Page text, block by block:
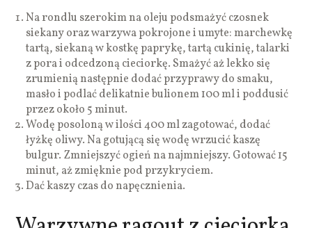
Na rondlu szerokim na oleju podsmażyć czosnek
siekany oraz warzywa pokrojone i umyte: marchewkę
tartą, siekaną w kostkę paprykę, tartą cukinię, talarki
z pora i odcedzoną cieciorkę. Smażyć aż lekko się
zrumienią następnie dodać przyprawy do smaku,
masło i podlać delikatnie bulionem 100 ml i poddusić
przez około 5 minut.
Wodę posoloną w ilości 400 ml zagotować, dodać
łyżkę oliwy. Na gotującą się wodę wrzucić kaszę
bulgur. Zmniejszyć ogień na najmniejszy. Gotować 15
minut, aż zmięknie pod przykryciem.
Dać kaszy czas do napęcznienia.